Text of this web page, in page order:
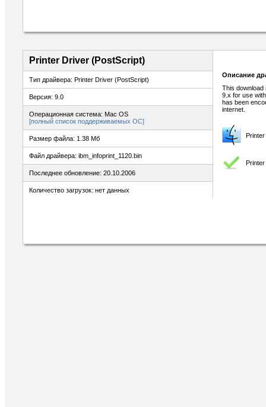
Printer Driver (PostScript)
Тип драйвера: Printer Driver (PostScript)
Версия: 9.0
Операционная система: Mac OS
[полный список поддерживаемых ОС]
Размер файла: 1.38 Мб
Файл драйвера: ibm_infoprint_1120.bin
Последнее обновление: 20.10.2006
Количество загрузок: нет данных
Описание
This download
9.x for use
has been
internet.